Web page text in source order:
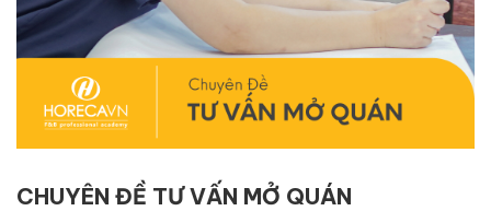
CHUYÊN ĐỀ TƯ VẤN MỞ QUÁN